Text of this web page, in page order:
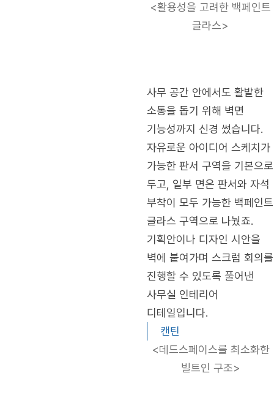
<활용성을 고려한 백페인트
글라스>
사무 공간 안에서도 활발한
소통을 돕기 위해 벽면
기능성까지 신경 썼습니다.
자유로운 아이디어 스케치가
가능한 판서 구역을 기본으로
두고, 일부 면은 판서와 자석
부착이 모두 가능한 백페인트
글라스 구역으로 나눴죠.
기획안이나 디자인 시안을
벽에 붙여가며 스크럼 회의를
진행할 수 있도록 풀어낸
사무실 인테리어
디테일입니다.
캔틴
<데드스페이스를 최소화한
빌트인 구조>